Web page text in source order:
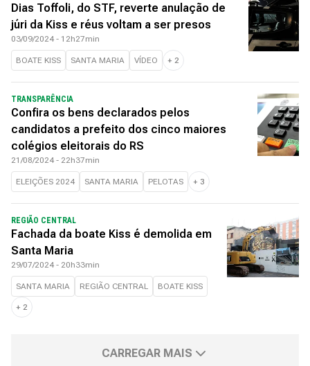
Dias Toffoli, do STF, reverte anulação de
júri da Kiss e réus voltam a ser presos
03/09/2024 - 12h27min
BOATE KISS SANTA MARIA VÍDEO + 2
TRANSPARÊNCIA
Confira os bens declarados pelos
candidatos a prefeito dos cinco maiores
colégios eleitorais do RS
21/08/2024 - 22h37min
ELEIÇÕES 2024 SANTA MARIA PELOTAS + 3
REGIÃO CENTRAL
Fachada da boate Kiss é demolida em
Santa Maria
29/07/2024 - 20h33min
SANTA MARIA REGIÃO CENTRAL BOATE KISS
+ 2
CARREGAR MAIS